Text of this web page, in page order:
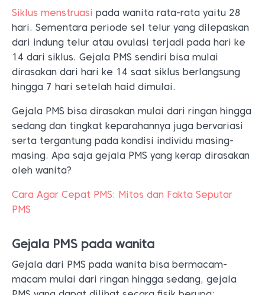
Siklus menstruasi pada wanita rata-rata yaitu 28
hari. Sementara periode sel telur yang dilepaskan
dari indung telur atau ovulasi terjadi pada hari ke
14 dari siklus. Gejala PMS sendiri bisa mulai
dirasakan dari hari ke 14 saat siklus berlangsung
hingga 7 hari setelah haid dimulai.
Gejala PMS bisa dirasakan mulai dari ringan hingga
sedang dan tingkat keparahannya juga bervariasi
serta tergantung pada kondisi individu masing-
masing. Apa saja gejala PMS yang kerap dirasakan
oleh wanita?
Cara Agar Cepat PMS: Mitos dan Fakta Seputar
PMS
Gejala PMS pada wanita
Gejala dari PMS pada wanita bisa bermacam-
macam mulai dari ringan hingga sedang, gejala